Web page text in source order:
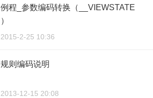
例程_参数编码转换（__VIEWSTATE
）
2015-2-25 10:36
规则编码说明
2013-12-15 20:08